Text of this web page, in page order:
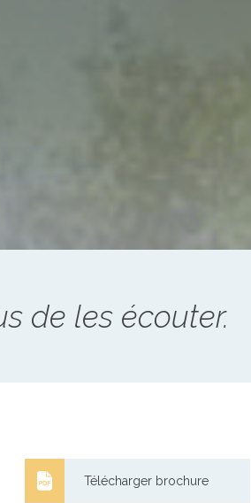
de les écouter.
Télécharger brochure